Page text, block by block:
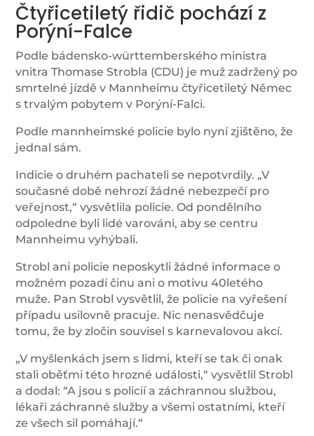
Čtyřicetiletý řidič pochází z
Porýní-Falce
Podle bádensko-württemberského ministra
vnitra Thomase Strobla (CDU) je muž zadržený po
smrtelné jízdě v Mannheimu čtyřicetiletý Němec
s trvalým pobytem v Porýní-Falci.
Podle mannheimské policie bylo nyní zjištěno, že
jednal sám.
Indicie o druhém pachateli se nepotvrdily. „V
současné době nehrozí žádné nebezpečí pro
veřejnost,“ vysvětlila policie. Od pondělního
odpoledne byli lidé varováni, aby se centru
Mannheimu vyhýbali.
Strobl ani policie neposkytli žádné informace o
možném pozadí činu ani o motivu 40letého
muže. Pan Strobl vysvětlil, že policie na vyřešení
případu usilovně pracuje. Nic nenasvědčuje
tomu, že by zločin souvisel s karnevalovou akcí.
„V myšlenkách jsem s lidmi, kteří se tak či onak
stali oběťmi této hrozné události,“ vysvětlil Strobl
a dodal: “A jsou s policií a záchrannou službou,
lékaři záchranné služby a všemi ostatními, kteří
ze všech sil pomáhají.“